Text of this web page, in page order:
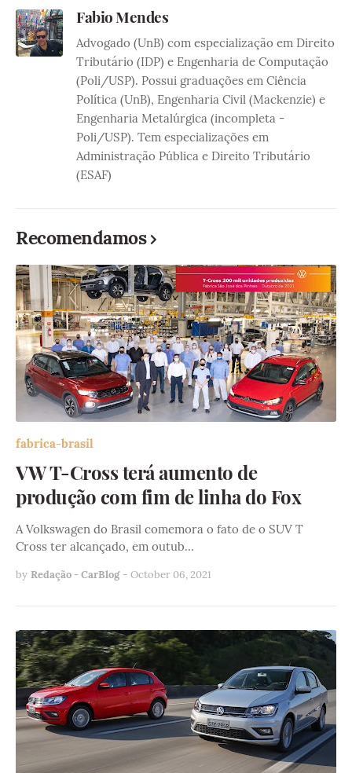
Fabio Mendes
Advogado (UnB) com especialização em Direito
Tributário (IDP) e Engenharia de Computação
(Poli/USP). Possui graduações em Ciência
Política (UnB), Engenharia Civil (Mackenzie) e
Engenharia Metalúrgica (incompleta -
Poli/USP). Tem especializações em
Administração Pública e Direito Tributário
(ESAF)
Recomendamos
fabrica-brasil
VW T-Cross terá aumento de
produção com fim de linha do Fox
A Volkswagen do Brasil comemora o fato de o SUV T
Cross ter alcançado, em outub…
by Redação - CarBlog - October 06, 2021